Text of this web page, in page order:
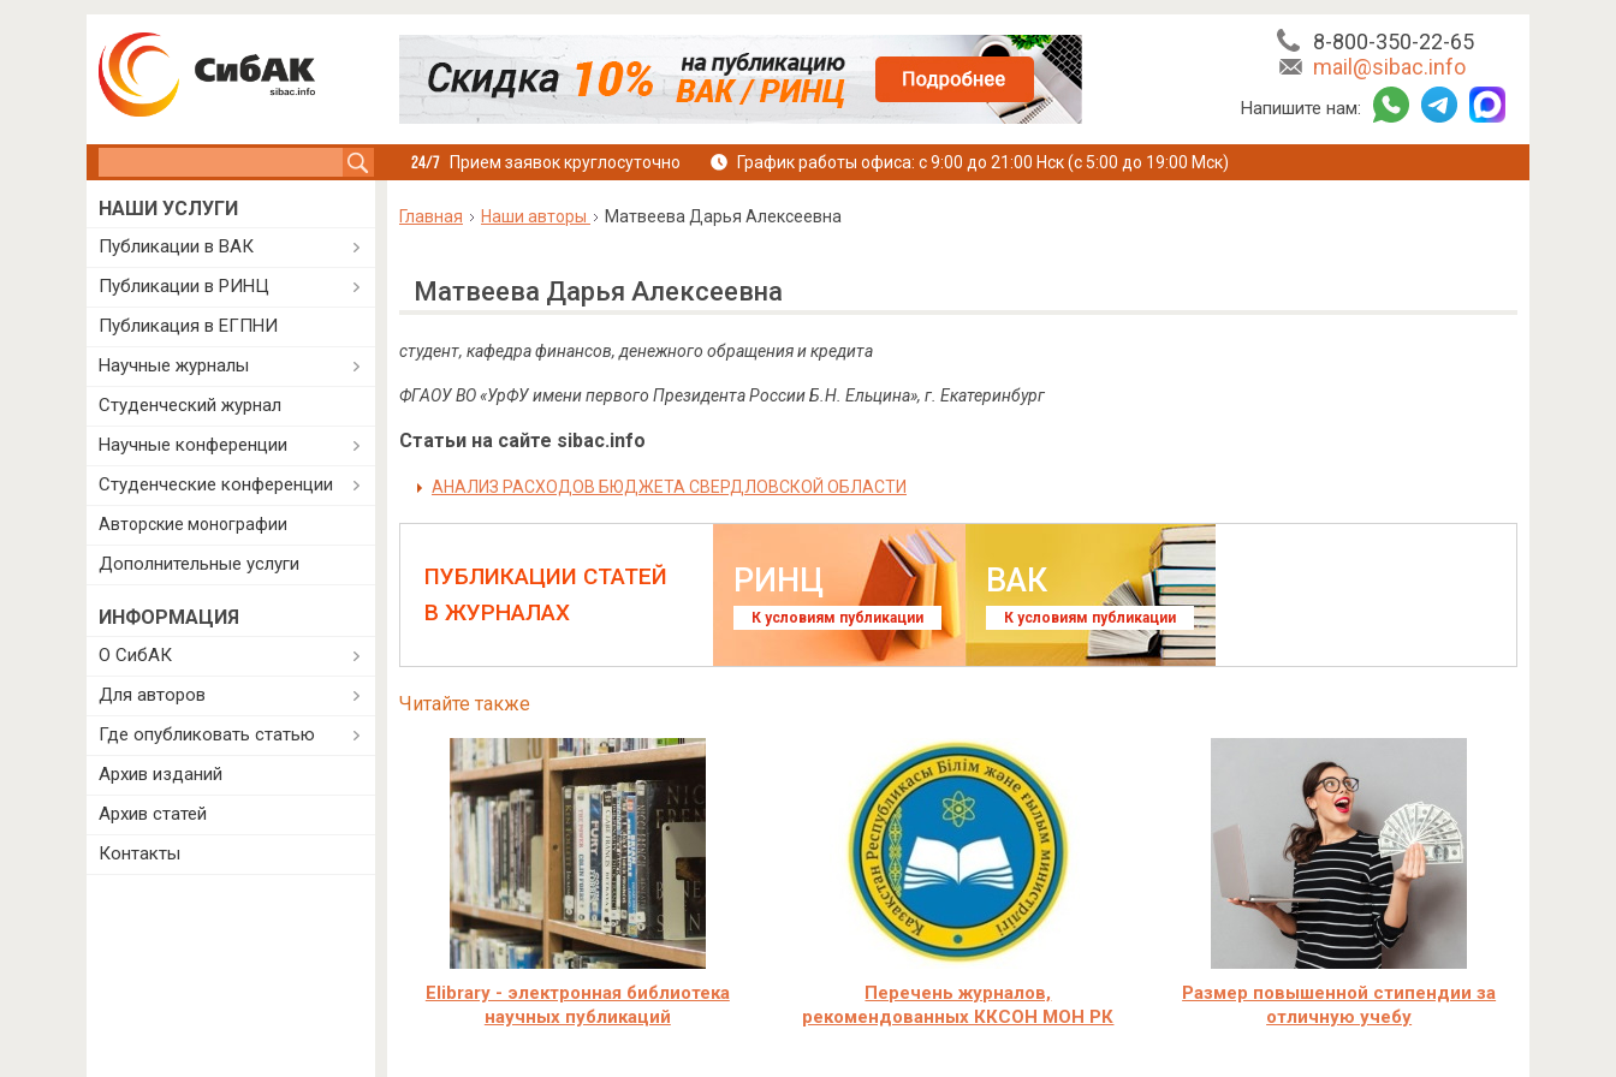
8-800-350-22-65
mail@sibac.info
Напишите нам:
Прием заявок круглосуточно График работы офиса: с 9:00 до 21:00 Нск (с 5:00 до 19:00 Мск)
Главная Наши авторы Матвеева Дарья Алексеевна
Матвеева Дарья Алексеевна
студент, кафедра финансов, денежного обращения и кредита
ФГАОУ ВО «УрФУ имени первого Президента России Б.Н. Ельцина», г. Екатеринбург
Статьи на сайте sibac.info
АНАЛИЗ РАСХОДОВ БЮДЖЕТА СВЕРДЛОВСКОЙ ОБЛАСТИ
ПУБЛИКАЦИИ СТАТЕЙ
В ЖУРНАЛАХ
РИНЦ
К условиям публикации
ВАК
К условиям публикации
Читайте также
Elibrary - электронная библиотека
научных публикаций
Перечень журналов,
рекомендованных ККСОН МОН РК
Размер повышенной стипендии за
отличную учебу
НАШИ УСЛУГИ
Публикации в ВАК
Публикации в РИНЦ
Публикация в ЕГПНИ
Научные журналы
Студенческий журнал
Научные конференции
Студенческие конференции
Авторские монографии
Дополнительные услуги
ИНФОРМАЦИЯ
О СибАК
Для авторов
Где опубликовать статью
Архив изданий
Архив статей
Контакты